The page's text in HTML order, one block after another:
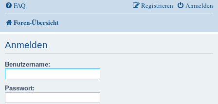
FAQ Anmelden
Registrieren
Foren-Übersicht
Anmelden
Benutzername:
Passwort: